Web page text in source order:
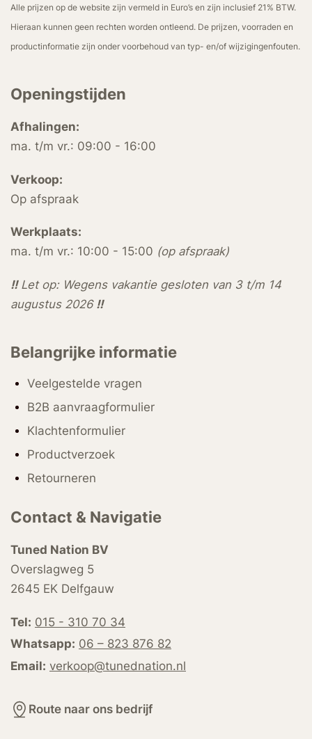
Alle prijzen op de website zijn vermeld in Euro’s en zijn inclusief 21% BTW.
Hieraan kunnen geen rechten worden ontleend. De prijzen, voorraden en
productinformatie zijn onder voorbehoud van typ- en/of wijzigingenfouten.
Openingstijden
Afhalingen:
ma. t/m vr.: 09:00 - 16:00
Verkoop:
Op afspraak
Werkplaats:
ma. t/m vr.: 10:00 - 15:00 (op afspraak)
!!Let op: Wegens vakantie gesloten van 3 t/m 14
augustus 2026 !!
Belangrijke informatie
Veelgestelde vragen
B2B aanvraagformulier
Klachtenformulier
Productverzoek
Retourneren
Contact & Navigatie
Tuned Nation BV
Overslagweg 5
2645 EK Delfgauw
Tel: 015 - 310 70 34
Whatsapp: 06 – 823 876 82
Email: verkoop@tunednation.nl
Route naar ons bedrijf